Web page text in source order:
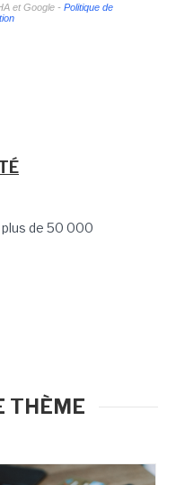
et Google - Politique de
de 50 000
THÈME